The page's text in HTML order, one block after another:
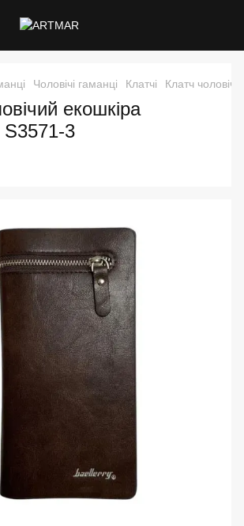
Чоловічі гаманці Клатчі Клатч
екошкіра
3